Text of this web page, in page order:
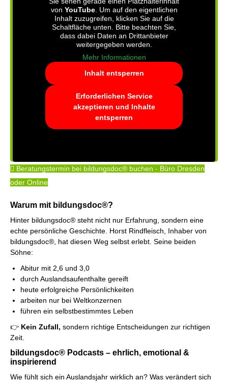
von YouTube. Um auf den eigentlichen
Inhalt zuzugreifen, klicken Sie auf die
Schaltfläche unten. Bitte beachten Sie,
dass dabei Daten an Drittanbieter
weitergegeben werden.
Mehr Informationen
Inhalt entsperren
Erforderlichen Service
akzeptieren und Inhalte
entsperren
Beratungstermin bei bildungsdoc® buchen - Büro Dresden
oder Online
Warum mit bildungsdoc®?
Hinter bildungsdoc® steht nicht nur Erfahrung, sondern eine
echte persönliche Geschichte. Horst Rindfleisch, Inhaber von
bildungsdoc®, hat diesen Weg selbst erlebt. Seine beiden
Söhne:
Abitur mit 2,6 und 3,0
durch Auslandsaufenthalte gereift
heute erfolgreiche Persönlichkeiten
arbeiten nur bei Weltkonzernen
führen ein selbstbestimmtes Leben
👉 Kein Zufall, sondern richtige Entscheidungen zur richtigen
Zeit.
bildungsdoc® Podcasts – ehrlich, emotional &
inspirierend
Wie fühlt sich ein Auslandsjahr wirklich an? Was verändert sich